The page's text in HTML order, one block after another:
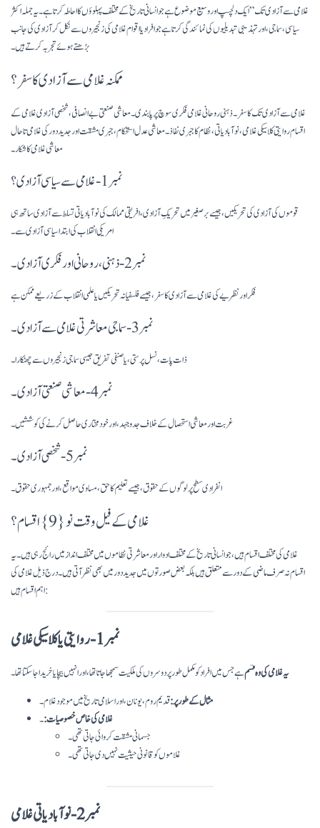
غلامی سے آزادی تک” ایک دلچسپ اور وسیع موضوع ہے جو انسانی تاریخ کے مختلف پہلوؤں کا احاطہ کرتا ہے۔ یہ جملہ اکثر
سیاسی، سماجی، اور تہذیبی تبدیلیوں کی نمائندگی کرتا ہے جو افراد یا اقوام غلامی کی زنجیروں سے نکل کر آزادی کی جانب
بڑھتے ہوئے تجربہ کرتے ہیں۔
ممکنہ غلامی سے آزادی کا سفر؟
غلامی سے آزادی تک کا سفر۔ ذہنی روحانی غلامی فکری سوچ پر پابندی۔ معاشی صنعتی بے انصافی، شخصی آزادی غلامی کے
اقسام روایتی کلاسیکی غلامی، نوآبادیاتی، نظام کا جبری نفاذ۔ معاشی عدل استحکام، جبری مشقت اور جدید دور کی غلامی تاحال
معاشی غلامی کا شکار۔
نمبر 1- غلامی سے سیاسی آزادی؟
قوموں کی آزادی کی تحریکیں، جیسے برصغیر میں تحریکِ آزادی، افریقی ممالک کی نوآبادیاتی تسلط سے آزادی ساتھ ہی
امریکی انقلاب کی ابتدا سیاسی آزادی سے ۔
نمبر 2- ذہنی، روحانی اور فکری آزادی۔
فکر اور نظریے کی غلامی سے آزادی کا سفر، جیسے فلسفیانہ تحریکیں یا علمی انقلاب کے زریعے ممکن ہے
نمبر 3- سماجی معاشرتی غلامی سے آزادی۔
ذات پات، نسل پرستی، یا صنفی تفریق جیسی سماجی زنجیروں سے چھٹکارا۔
نمبر 4- معاشی صنعتی آزادی۔
غربت اور معاشی استحصال کے خلاف جدوجہد، اور خودمختاری حاصل کرنے کی کوششیں۔
نمبر 5- شخصی آزادی۔
انفرادی سطح پر لوگوں کے حقوق، جیسے تعلیم کا حق، مساوی مواقع، اور جمہوری حقوق۔
غلامی کے فیل وقت نو {9} اقسام؟
غلامی کی مختلف اقسام ہیں، جو انسانی تاریخ کے مختلف ادوار اور معاشرتی نظاموں میں مختلف انداز میں رائج رہی ہیں۔ یہ
اقسام نہ صرف ماضی کے دور سے متعلق ہیں بلکہ بعض صورتوں میں جدید دور میں بھی نظر آتی ہیں۔ درج ذیل غلامی کی
اہم اقسام ہیں:
نمبر 1- روایتی یا کلاسیکی غلامی
یہ غلامی کی وہ قسمہے جس میں افراد کو مکمل طور پر دوسروں کی ملکیت سمجھا جاتا تھا، اور انہیں بیچا یا خریدا جا سکتا تھا۔
مثال کے طور پر:قدیم روم، یونان، اور اسلامی تاریخ میں موجود غلام۔
غلامی کی خاص خصوصیات:۔
جسمانی مشقت کروائی جاتی تھی۔
غلاموں کو قانونی حیثیت نہیں دی جاتی تھی۔
نمبر 2- نوآبادیاتی غلامی